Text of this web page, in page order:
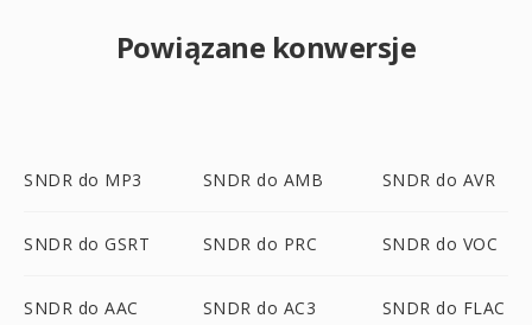
Powiązane konwersje
SNDR do MP3 SNDR do AMB SNDR do AVR
SNDR do GSRT SNDR do PRC SNDR do VOC
SNDR do AAC SNDR do AC3 SNDR do FLAC